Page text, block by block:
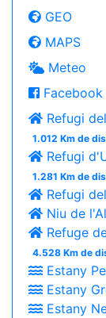
GEO
MAPS
Meteo
Refugi
1.012 Km de
Refugi
1.281 Km de
Refugi
Niu de
Refuge
4.528 Km de
Estany
Estany
Estany